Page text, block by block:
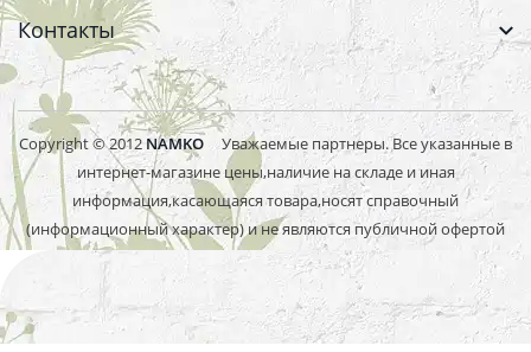
Контакты
Copyright © 2012 NAMKO Уважаемые партнеры. Все указанные в
интернет-магазине цены,наличие на складе и иная
информация,касающаяся товара,носят справочный
(информационный характер) и не являются публичной офертой